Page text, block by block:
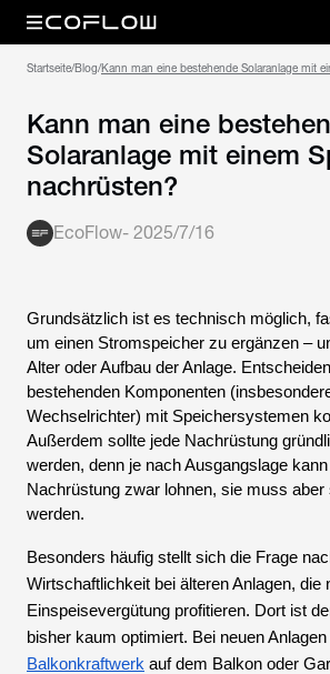
Startseite/Blog/Kann man eine bestehende Solaranlage mit
Kann man eine
Solaranlage mit einem
nachrüsten?
EcoFlow- 2025/7/16
Grundsätzlich ist es technisch möglich,
um einen Stromspeicher zu ergänzen –
Alter oder Aufbau der Anlage.
bestehenden Komponenten
Wechselrichter) mit Speichersystemen
Außerdem sollte jede Nachrüstung
werden, denn je nach Ausgangslage
Nachrüstung zwar lohnen, sie muss aber
werden.
Besonders häufig stellt sich die Frage
Wirtschaftlichkeit bei älteren Anlagen, die
Einspeisevergütung profitieren. Dort ist
bisher kaum optimiert. Bei neuen
Balkonkraftwerk auf dem Balkon oder